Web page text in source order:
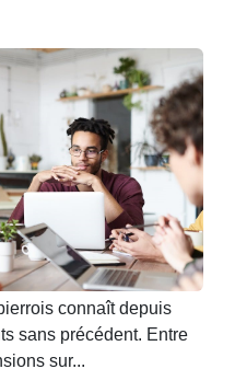
connaît depuis
sans précédent. Entre
sur...